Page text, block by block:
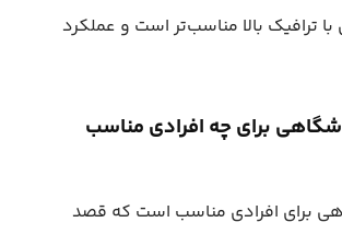
ترافیک بالا مناسب‌تر است و عملکرد
برای چه افرادی مناسب
برای افرادی مناسب است که قصد